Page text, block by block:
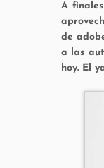
A
de
a las
hoy. El